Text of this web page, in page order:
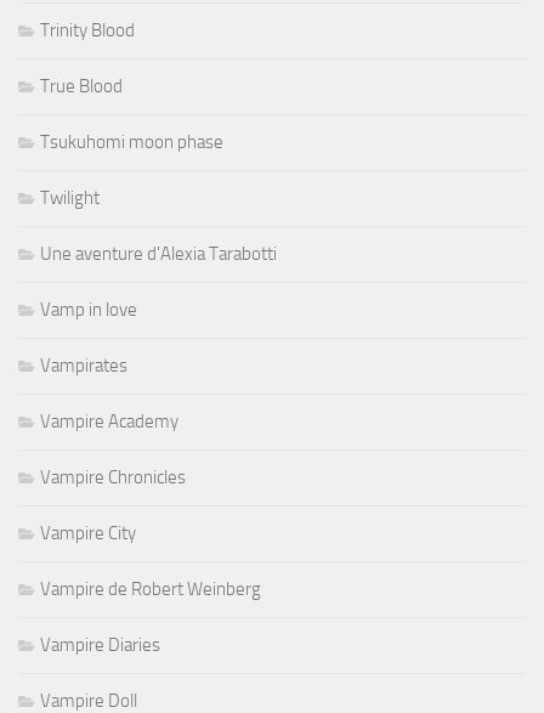
Trinity Blood
True Blood
Tsukuhomi moon phase
Twilight
Une aventure d'Alexia Tarabotti
Vamp in love
Vampirates
Vampire Academy
Vampire Chronicles
Vampire City
Vampire de Robert Weinberg
Vampire Diaries
Vampire Doll